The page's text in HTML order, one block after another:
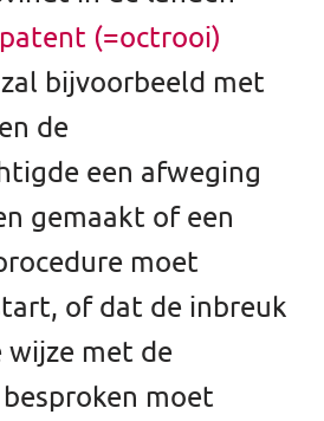
patent (=octrooi)
bijvoorbeeld met
de
een afweging
gemaakt of een
moet
of dat de inbreuk
wijze met de
moet